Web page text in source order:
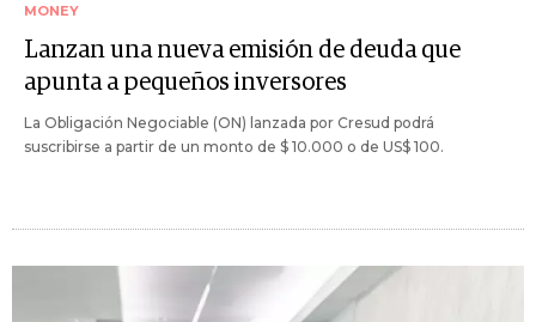
MONEY
Lanzan una nueva emisión de deuda que
apunta a pequeños inversores
La Obligación Negociable (ON) lanzada por Cresud podrá
suscribirse a partir de un monto de $ 10.000 o de US$ 100.